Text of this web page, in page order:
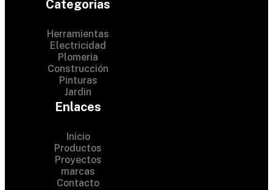
Categorias
Herramientas
Electricidad
Plomeria
Construcción
Pinturas
Jardin
Enlaces
Inicio
Productos
Proyectos
marcas
Contacto